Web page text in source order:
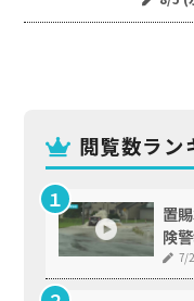
閲覧数ラン
置
険
7/